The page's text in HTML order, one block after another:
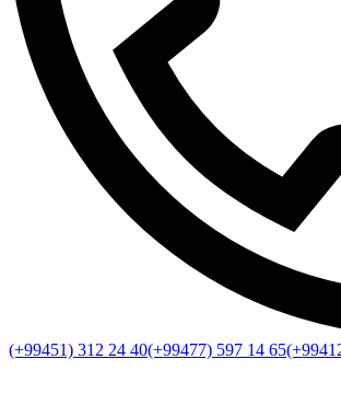
(+99451) 312 24 40(+99477) 597 14 65